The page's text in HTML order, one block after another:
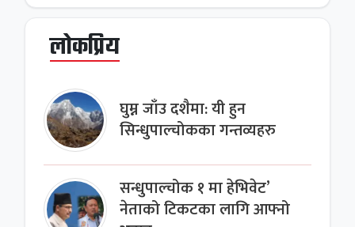
लोकप्रिय
घुम्न जाँउ दशैमा: यी हुन
सिन्धुपाल्चोकका गन्तव्यहरु
सन्धुपाल्चोक १ मा हेभिवेट’
नेताको टिकटका लागि आफ्नो